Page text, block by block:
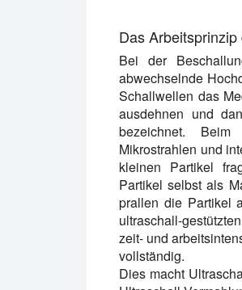
Das
Bei der
abwechselnde
Schallwellen das
ausdehnen und
bezeichnet. Beim
Mikrostrahlen und
kleinen Partikel
Partikel selbst als
prallen die Partikel
ultraschall-
zeit- und
vollständig.
Dies macht